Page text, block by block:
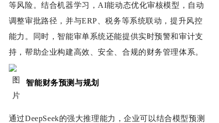
等风险。结合机器学习，AI能动态优化审核模型，自动
调整审批路径，并与ERP、税务等系统联动，提升风控
能力。同时，智能审单系统还能提供实时预警和审计支
持，帮助企业构建高效、安全、合规的财务管理体系。
智能财务预测与规划
通过DeepSeek的强大推理能力，企业可以结合模型预测